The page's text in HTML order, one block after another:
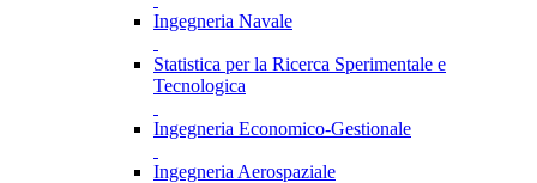
Ingegneria Navale
Statistica per la Ricerca Sperimentale e
Tecnologica
Ingegneria Economico-Gestionale
Ingegneria Aerospaziale